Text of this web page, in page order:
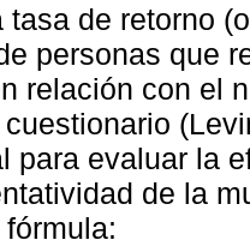
tasa de retorno
personas que
relación con el
para evaluar la
de la